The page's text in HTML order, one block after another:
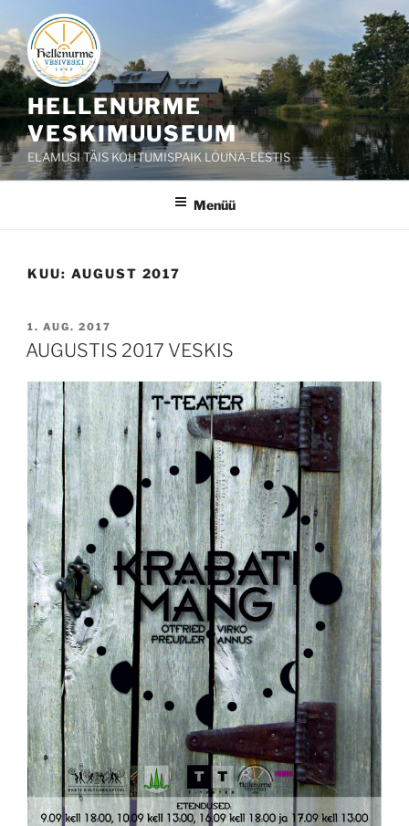
sisu
juurde
HELLENURME
VESKIMUUSEUM
ELAMUSI TÄIS KOHTUMISPAIK LÕUNA-EESTIS
Menüü
KUU: AUGUST 2017
POSTED
ON
1. AUG. 2017
AUGUSTIS 2017 VESKIS